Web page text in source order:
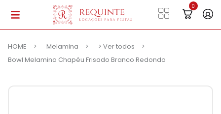
HOME Melamina
> Ver todos
Bowl Melamina Chapéu Frisado Branco Redondo